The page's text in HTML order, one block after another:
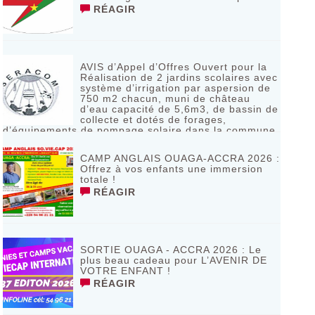
RÉAGIR
AVIS d’Appel d’Offres Ouvert pour la
Réalisation de 2 jardins scolaires avec
système d’irrigation par aspersion de
750 m2 chacun, muni de château
d’eau capacité de 5,6m3, de bassin de
collecte et dotés de forages,
d’équipements de pompage solaire dans la commune
RÉAGIR
CAMP ANGLAIS OUAGA-ACCRA 2026 :
Offrez à vos enfants une immersion
totale !
RÉAGIR
SORTIE OUAGA - ACCRA 2026 : Le
plus beau cadeau pour L’AVENIR DE
VOTRE ENFANT !
RÉAGIR